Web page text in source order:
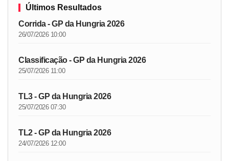
Últimos Resultados
Corrida - GP da Hungria 2026
26/07/2026 10:00
Classificação - GP da Hungria 2026
25/07/2026 11:00
TL3 - GP da Hungria 2026
25/07/2026 07:30
TL2 - GP da Hungria 2026
24/07/2026 12:00